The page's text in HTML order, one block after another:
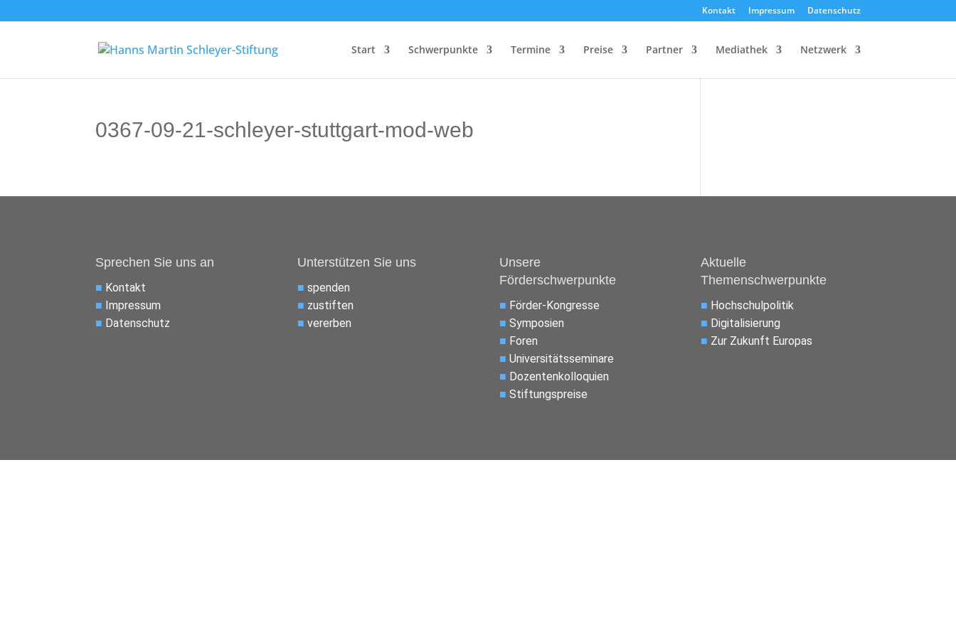
Kontakt Impressum Datenschutz
Start Schwerpunkte Termine Preise Partner Mediathek Netzwerk
0367-09-21-schleyer-stuttgart-mod-web
Sprechen Sie uns an
■ Kontakt
■ Impressum
■ Datenschutz
Unterstützen Sie uns
■ spenden
■ zustiften
■ vererben
Unsere
Förderschwerpunkte
■ Förder-Kongresse
■ Symposien
■ Foren
■ Universitätsseminare
■ Dozentenkolloquien
■ Stiftungspreise
Aktuelle
Themenschwerpunkte
■ Hochschulpolitik
■ Digitalisierung
■ Zur Zukunft Europas